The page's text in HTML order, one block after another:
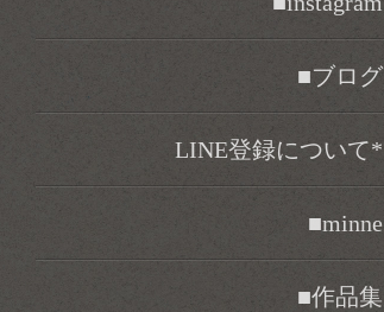
■ブログ
LINE登録について*
■minne
■作品集